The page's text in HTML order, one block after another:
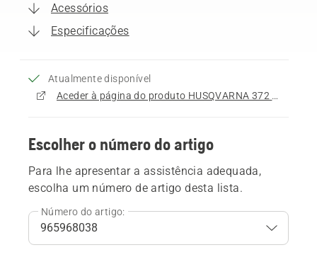
Acessórios
Especificações
Atualmente disponível
Aceder à página do produto HUSQVARNA 372 XP®
Escolher o número do artigo
Para lhe apresentar a assistência adequada,
escolha um número de artigo desta lista.
Número do artigo: